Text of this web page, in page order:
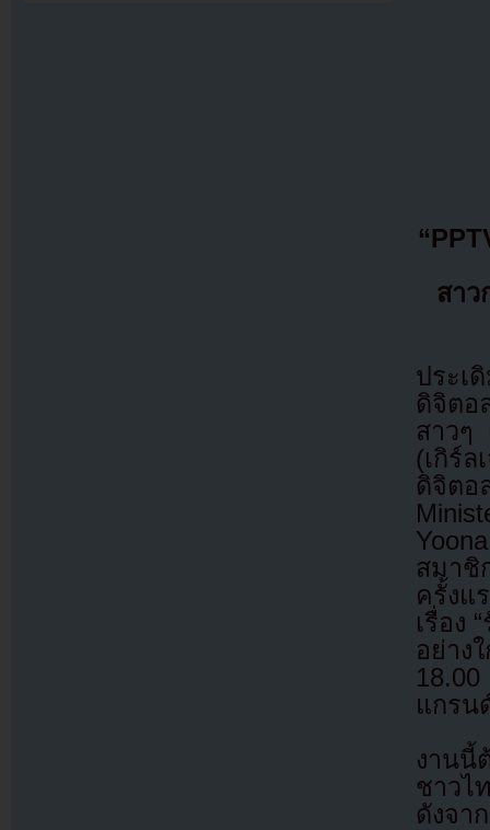
สาว
ประเ
ดิจิตอ
สาวๆ
(เกิร์
ดิจิตอ
สมาชิ
ครั้งแ
เรื่อง
อย่าง
แกรน
งานนี้
ชาวไ
ดังจา